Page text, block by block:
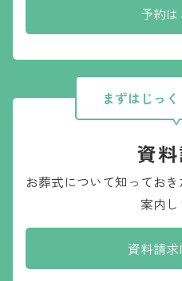
予約は
まずはじっ
資
お葬式について知っておき
案内し
資料請求